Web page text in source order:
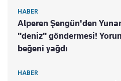
HABER
Alperen Şengün'den
"deniz" göndermesi!
beğeni yağdı
HABER